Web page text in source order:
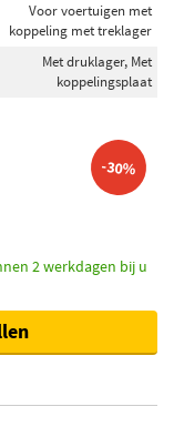
Voor voertuigen met
koppeling met treklager
Met druklager, Met
koppelingsplaat
-30%
2 werkdagen bij u